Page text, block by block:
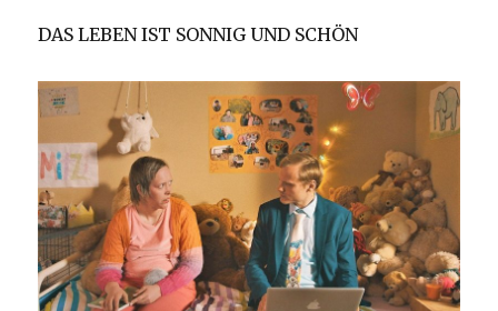
DAS LEBEN IST SONNIG UND SCHÖN